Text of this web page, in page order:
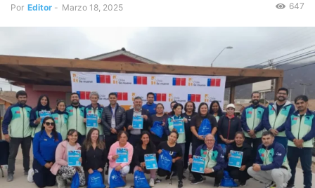
Por Editor - Marzo 18, 2025 647